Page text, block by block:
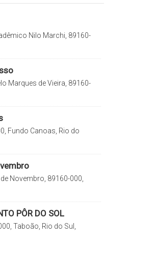
Nilo Marchi, 89160-
Marques de Vieira, 89160-
Fundo Canoas, Rio do
Novembro, 89160-000,
PÔR DO SOL
Taboão, Rio do Sul,